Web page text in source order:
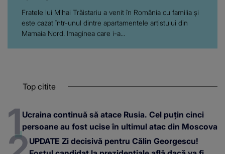
Fratele lui Mihai Trăistariu a venit în România cu familia și
este cazat într-unul dintre apartamentele artistului din
Mamaia Nord. Imaginea care i-a...
Top citite
Ucraina continuă să atace Rusia. Cel puțin cinci
persoane au fost ucise în ultimul atac din Moscova
UPDATE Zi decisivă pentru Călin Georgescu!